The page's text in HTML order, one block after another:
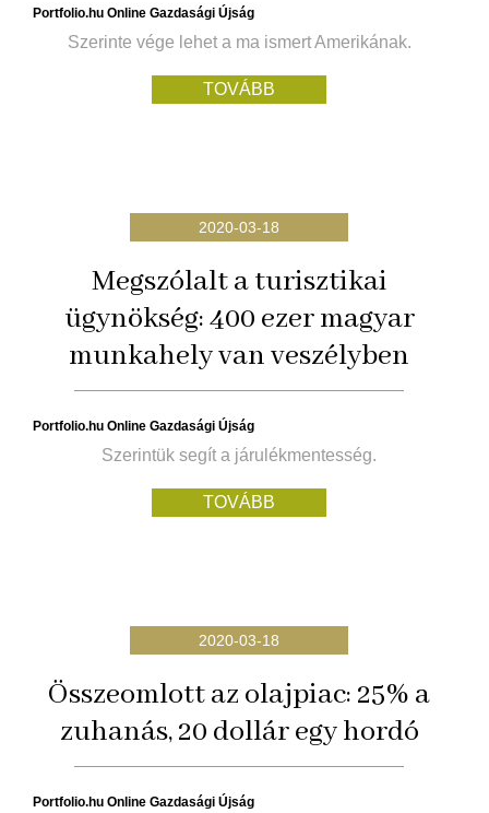
Portfolio.hu Online Gazdasági Újság
Szerinte vége lehet a ma ismert Amerikának.
TOVÁBB
2020-03-18
Megszólalt a turisztikai
ügynökség: 400 ezer magyar
munkahely van veszélyben
Portfolio.hu Online Gazdasági Újság
Szerintük segít a járulékmentesség.
TOVÁBB
2020-03-18
Összeomlott az olajpiac: 25% a
zuhanás, 20 dollár egy hordó
Portfolio.hu Online Gazdasági Újság